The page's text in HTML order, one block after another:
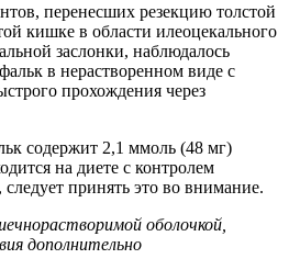
перенесших резекцию толстой
кишке в области илеоцекального
заслонки, наблюдалось
в нерастворенном виде с
прохождения через
содержит 2,1 ммоль (48 мг)
на диете с контролем
принять это во внимание.
оболочкой,
дополнительно